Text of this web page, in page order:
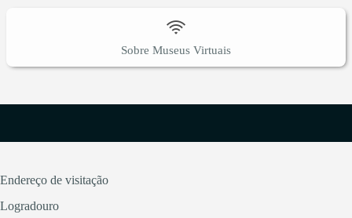
Sobre Museus Virtuais
Endereço de visitação
Logradouro